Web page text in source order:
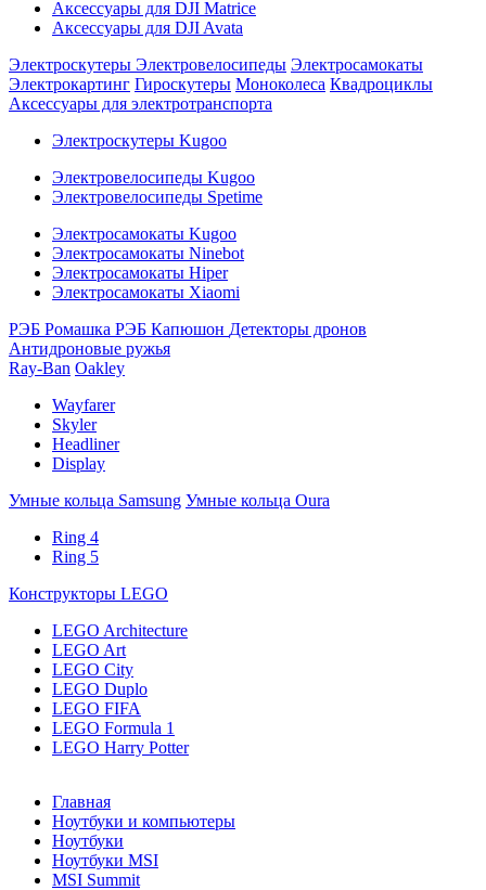
Аксессуары для DJI Matrice
Аксессуары для DJI Avata
Электроскутеры Электровелосипеды Электросамокаты
Электрокартинг Гироскутеры Моноколеса Квадроциклы
Аксессуары для электротранспорта
Электроскутеры Kugoo
Электровелосипеды Kugoo
Электровелосипеды Spetime
Электросамокаты Kugoo
Электросамокаты Ninebot
Электросамокаты Hiper
Электросамокаты Xiaomi
РЭБ Ромашка РЭБ Капюшон Детекторы дронов
Антидроновые ружья
Ray-Ban Oakley
Wayfarer
Skyler
Headliner
Display
Умные кольца Samsung Умные кольца Oura
Ring 4
Ring 5
Конструкторы LEGO
LEGO Architecture
LEGO Art
LEGO City
LEGO Duplo
LEGO FIFA
LEGO Formula 1
LEGO Harry Potter
Главная
Ноутбуки и компьютеры
Ноутбуки
Ноутбуки MSI
MSI Summit